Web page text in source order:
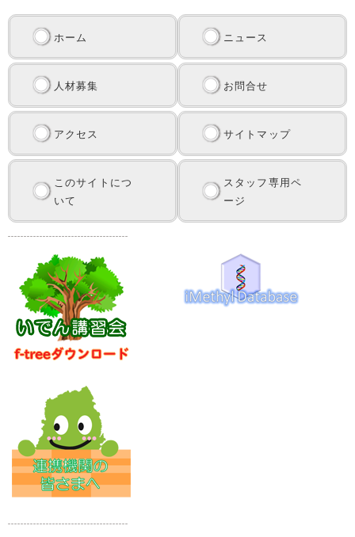
ホーム ニュース
人材募集 お問合せ
アクセス サイトマップ
このサイトにつ
いて
スタッフ専用ペ
ージ